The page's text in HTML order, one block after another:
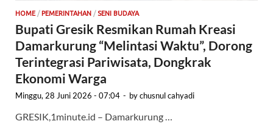
HOME / PEMERINTAHAN / SENI BUDAYA
Bupati Gresik Resmikan Rumah Kreasi
Damarkurung “Melintasi Waktu”, Dorong
Terintegrasi Pariwisata, Dongkrak
Ekonomi Warga
Minggu, 28 Juni 2026 - 07:04 - bychusnul cahyadi
GRESIK,1minute.id – Damarkurung …